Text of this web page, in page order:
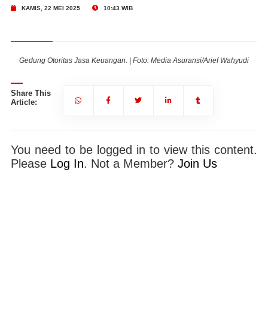
KAMIS, 22 MEI 2025 10:43 WIB
Gedung Otoritas Jasa Keuangan. | Foto: Media Asuransi/Arief Wahyudi
Share This
Article:
You need to be logged in to view this content.
Please Log In. Not a Member? Join Us